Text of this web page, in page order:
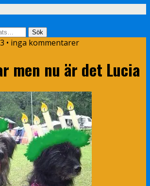
• inga kommentarer
men nu är det Lucia